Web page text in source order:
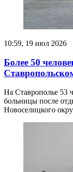
10:59, 19 июл 2026
Более 50
На Ставрополье 53
больницы после
Новоселицкого